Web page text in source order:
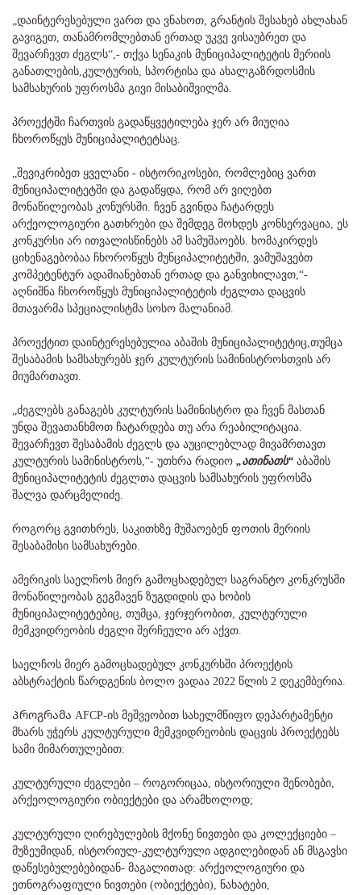
„დაინტერესებული ვართ და ვნახოთ, გრანტის შესახებ ახლახან
გავიგეთ, თანამრომლებთან ერთად უკვე ვისაუბრეთ და
შევარჩევთ ძეგლს“,- თქვა სენაკის მუნიციპალიტეტის მერიის
განათლების,კულტურის, სპორტისა და ახალგაზრდოსმის
სამსახურის უფროსმა გივი მისაბიშვილმა.
პროექტში ჩართვის გადაწყვეტილება ჯერ არ მიუღია
ჩხოროწყუს მუნიციპალიტეტსაც.
„შევიკრიბეთ ყველანი - ისტორიკოსები, რომლებიც ვართ
მუნიციპალიტეტში და გადაწყდა, რომ არ ვიღებთ
მონაწილეობას კონურსში. ჩვენ გვინდა ჩატარდეს
არქეოლოგიური გათხრები და შემდეგ მოხდეს კონსერვაცია, ეს
კონკურსი არ ითვალისწინებს ამ სამუშაოებს. ხომაკირდეს
ციხენაგებობაა ჩხოროწყუს მუნციპალიტეტში, ვამუშავებთ
კომპეტენტურ ადამიანებთან ერთად და განვიხილავთ,“-
აღნიშნა ჩხოროწყუს მუნიციპალიტეტის ძეგლთა დაცვის
მთავარმა სპეციალისტმა სოსო მალანიამ.
პროექტით დაინტერესებულია აბაშის მუნიციპალიტეტიც,თუმცა
შესაბამის სამსახურებს ჯერ კულტურის სამინისტროსთვის არ
მიუმართავთ.
„ძეგლებს განაგებს კულტურის სამინისტრო და ჩვენ მასთან
უნდა შევათანხმოთ ჩატარდება თუ არა რეაბილიტაცია.
შევარჩევთ შესაბამის ძეგლს და აუცილებლად მივამრთავთ
კულტურის სამინისტროს,“- უთხრა რადიო „ათინათს“ აბაშის
მუნიციპალიტეტის ძეგლთა დაცვის სამსახურის უფროსმა
შალვა დარცმელიძე.
როგორც გვითხრეს, საკითხზე მუშაოებენ ფოთის მერიის
შესაბამისი სამსახურები.
ამერიკის საელჩოს მიერ გამოცხადებულ საგრანტო კონკრუსში
მონაწილეობას გეგმავენ ზუგდიდის და ხობის
მუნიციპალიტეტებიც, თუმცა, ჯერჯერობით, კულტურული
მემკვიდრეობის ძეგლი შერჩეული არ აქვთ.
საელჩოს მიერ გამოცხადებულ კონკურსში პროექტის
აბსტრაქტის წარდგენის ბოლო ვადაა 2022 წლის 2 დეკემბერია.
Პროგრამა AFCP-ის მეშვეობით სახელმწიფო დეპარტამენტი
მხარს უჭერს კულტურული მემკვიდრეობის დაცვის პროექტებს
სამი მიმართულებით:
კულტურული ძეგლები – როგორიცაა, ისტორიული შენობები,
არქეოლოგიური ობიექტები და არამხოლოდ;
კულტურული ღირებულების მქონე ნივთები და კოლექციები –
მუზეუმიდან, ისტორიულ-კულტურული ადგილებიდან ან მსგავსი
დაწესებულებებიდან- მაგალითად: არქეოლოგიური და
ეთნოგრაფიული ნივთები (ობიექტები), ნახატები,